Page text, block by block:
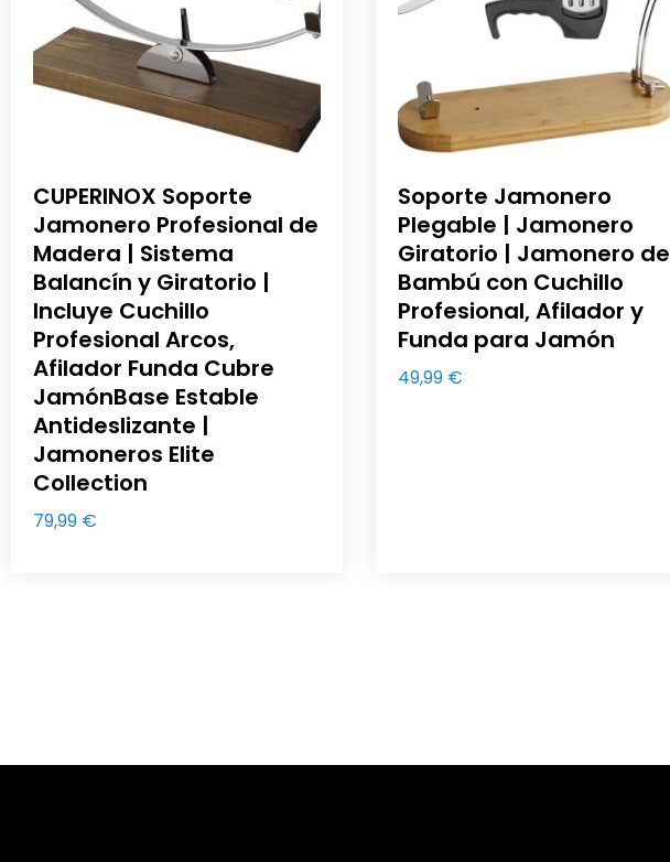
CUPERINOX Soporte
Jamonero Profesional de
Madera | Sistema
Balancín y Giratorio |
Incluye Cuchillo
Profesional Arcos,
Afilador Funda Cubre
JamónBase Estable
Antideslizante |
Jamoneros Elite
Collection
79,99 €
Soporte Jamonero
Plegable | Jamonero
Giratorio | Jamonero de
Bambú con Cuchillo
Profesional, Afilador y
Funda para Jamón
49,99 €